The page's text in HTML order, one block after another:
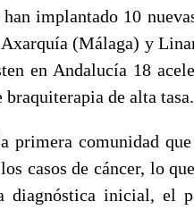
implantado 10
(Málaga) y
en Andalucía 18
de alta tasa.
primera comunidad
casos de cáncer, lo
diagnóstica inicial, el